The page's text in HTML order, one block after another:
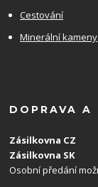
Cestování
Minerální kameny
DOPRAVA A
Zásilkovna CZ
Zásilkovna SK
Osobní předání